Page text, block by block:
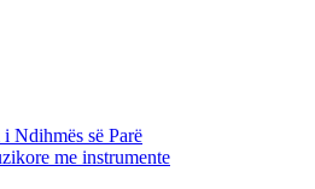
Ndihmës së Parë
me instrumente